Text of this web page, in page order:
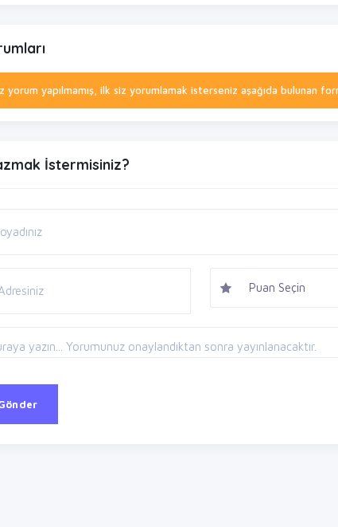
yorum yapılmamış, ilk siz yorumlamak isterseniz aşağıda bulunan
İstermisiniz?